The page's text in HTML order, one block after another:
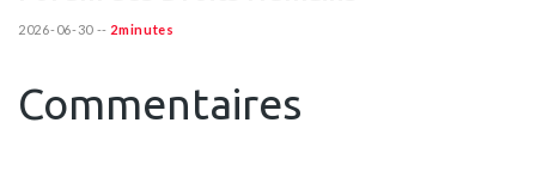
2026-06-30 -- 2minutes
Commentaires